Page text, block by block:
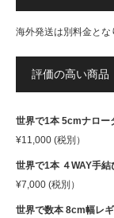
海外発送は別料金とな
評価の高い商品
世界で1本 5cmナロー
¥11,000 (税別）
世界で1本 ４WAY手
¥7,000 (税別）
世界で数本 8cm幅レ